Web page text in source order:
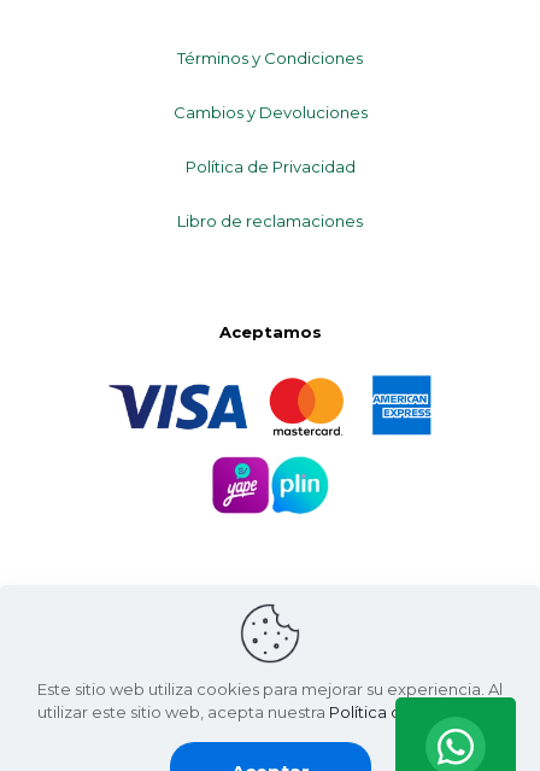
Términos y Condiciones
Cambios y Devoluciones
Política de Privacidad
Libro de reclamaciones
Aceptamos
Santa Natura ©2026 | Living Green International SAC
Este sitio web utiliza cookies para mejorar su experiencia. Al
utilizar este sitio web, acepta nuestra Política de Privacidad